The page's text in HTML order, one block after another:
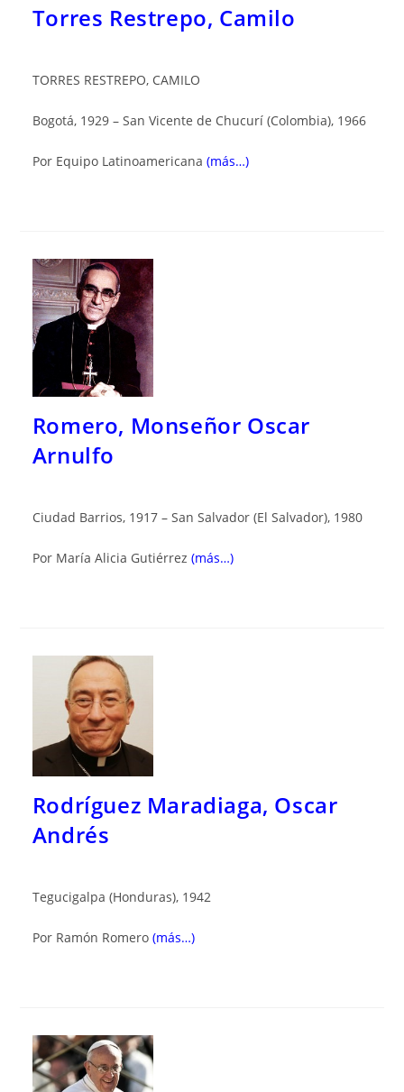
Torres Restrepo, Camilo
TORRES RESTREPO, CAMILO
Bogotá, 1929 – San Vicente de Chucurí (Colombia), 1966
Por Equipo Latinoamericana (más…)
Romero, Monseñor Oscar
Arnulfo
Ciudad Barrios, 1917 – San Salvador (El Salvador), 1980
Por María Alicia Gutiérrez (más…)
Rodríguez Maradiaga, Oscar
Andrés
Tegucigalpa (Honduras), 1942
Por Ramón Romero (más…)